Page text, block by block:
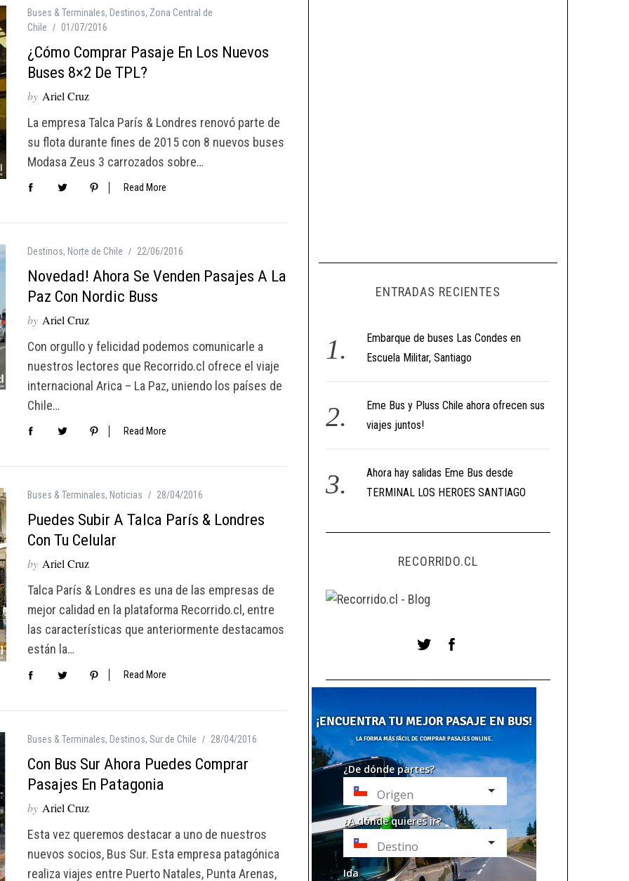
Buses & Terminales, Destinos, Zona Central de
Chile
01/07/2016
¿Cómo Comprar Pasaje En Los Nuevos
Buses 8×2 De TPL?
by Ariel Cruz
La empresa Talca París & Londres renovó parte de
su flota durante fines de 2015 con 8 nuevos buses
Modasa Zeus 3 carrozados sobre…
Read More
Destinos, Norte de Chile 22/06/2016
Novedad! Ahora Se Venden Pasajes A La
Paz Con Nordic Buss
by Ariel Cruz
Con orgullo y felicidad podemos comunicarle a
nuestros lectores que Recorrido.cl ofrece el viaje
internacional Arica – La Paz, uniendo los países de
Chile…
Read More
Buses & Terminales, Noticias 28/04/2016
Puedes Subir A Talca París & Londres
Con Tu Celular
by Ariel Cruz
Talca París & Londres es una de las empresas de
mejor calidad en la plataforma Recorrido.cl, entre
las características que anteriormente destacamos
están la…
Read More
Buses & Terminales, Destinos, Sur de Chile 28/04/2016
Con Bus Sur Ahora Puedes Comprar
Pasajes En Patagonia
by Ariel Cruz
Esta vez queremos destacar a uno de nuestros
nuevos socios, Bus Sur. Esta empresa patagónica
realiza viajes entre Puerto Natales, Punta Arenas,
ENTRADAS RECIENTES
Embarque de buses Las Condes en
Escuela Militar, Santiago
Eme Bus y Pluss Chile ahora ofrecen sus
viajes juntos!
Ahora hay salidas Eme Bus desde
TERMINAL LOS HEROES SANTIAGO
RECORRIDO.CL